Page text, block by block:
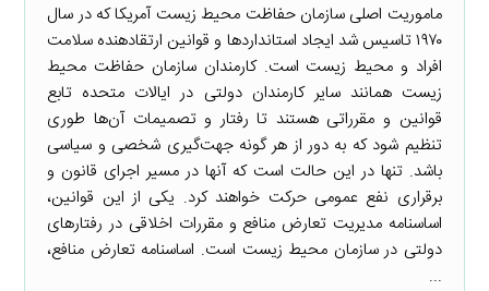
ماموریت اصلی سازمان حفاظت محیط زیست آمریکا که در سال
۱۹۷۰ تاسیس شد ایجاد استانداردها و قوانین ارتقادهنده سلامت
افراد و محیط زیست است. کارمندان سازمان حفاظت محیط
زیست همانند سایر کارمندان دولتی در ایالات متحده تابع
قوانین و مقرراتی هستند تا رفتار و تصمیمات آن‌ها طوری
تنظیم شود که به دور از هر گونه جهت‌گیری شخصی و سیاسی
باشد. تنها در این حالت است که آنها در مسیر اجرای قانون و
برقراری نفع عمومی حرکت خواهند کرد. یکی از این قوانین،
اساسنامه مدیریت تعارض منافع و مقررات اخلاقی در رفتارهای
دولتی در سازمان محیط زیست است. اساسنامه تعارض منافع،
...